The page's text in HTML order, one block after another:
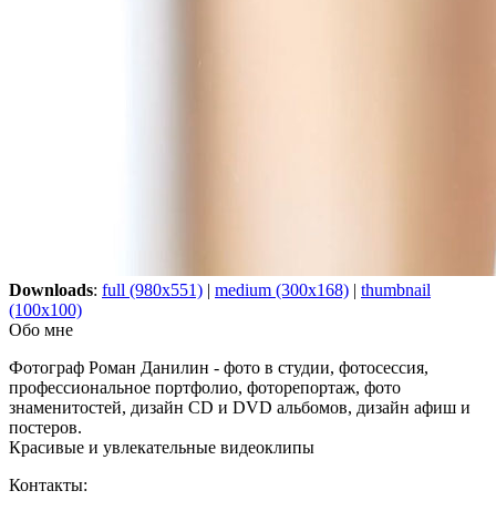
Downloads: full (980x551) | medium (300x168) | thumbnail
(100x100)
Обо мне
Фотограф Роман Данилин - фото в студии, фотосессия,
профессиональное портфолио, фоторепортаж, фото
знаменитостей, дизайн CD и DVD альбомов, дизайн афиш и
постеров.
Красивые и увлекательные видеоклипы
Контакты: